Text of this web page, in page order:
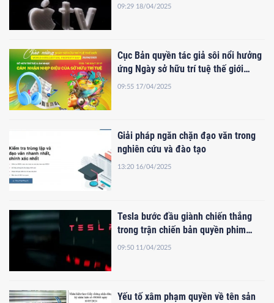
09:29 18/04/2025
Cục Bản quyền tác giả sôi nổi hưởng
ứng Ngày sở hữu trí tuệ thế giới
2025
09:55 17/04/2025
Giải pháp ngăn chặn đạo văn trong
nghiên cứu và đào tạo
13:20 16/04/2025
Tesla bước đầu giành chiến thắng
trong trận chiến bản quyền phim
'Blade Runner 2049'
09:50 11/04/2025
Yếu tố xâm phạm quyền về tên sản